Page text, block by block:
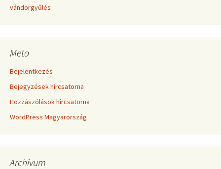
vándorgyűlés
Meta
Bejelentkezés
Bejegyzések hírcsatorna
Hozzászólások hírcsatorna
WordPress Magyarország
Archívum